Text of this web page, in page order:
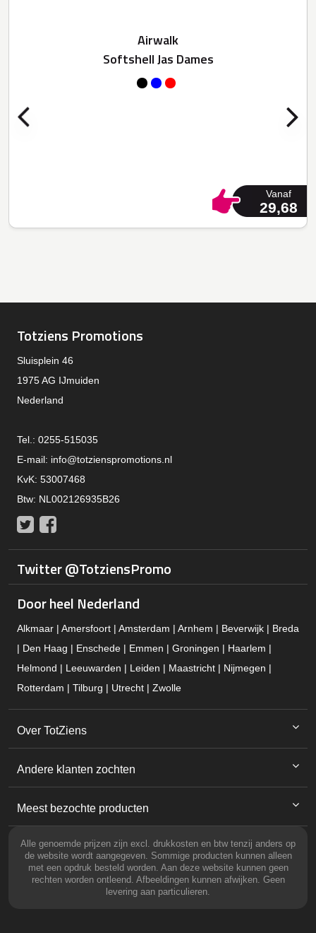
Airwalk
Softshell Jas Dames
Vanaf
29,68
Totziens Promotions
Sluisplein 46
1975 AG IJmuiden
Nederland
Tel.: 0255-515035
E-mail: info@totzienspromotions.nl
KvK: 53007468
Btw: NL002126935B26
Twitter
Twitter @TotziensPromo
Door heel Nederland
Alkmaar | Amersfoort | Amsterdam | Arnhem | Beverwijk | Breda
| Den Haag | Enschede | Emmen | Groningen | Haarlem |
Helmond | Leeuwarden | Leiden | Maastricht | Nijmegen |
Rotterdam | Tilburg | Utrecht | Zwolle
Over TotZiens
Andere klanten zochten
Meest bezochte producten
Alle genoemde prijzen zijn excl. drukkosten en btw tenzij anders op
de website wordt aangegeven. Sommige producten kunnen alleen
met een opdruk besteld worden. Aan deze website kunnen geen
rechten worden ontleend. Afbeeldingen kunnen afwijken. Geen
levering aan particulieren.